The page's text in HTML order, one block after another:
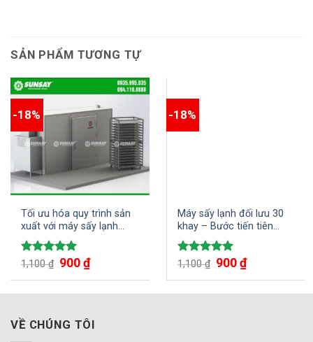
SẢN PHẨM TƯƠNG TỰ
-18%
Tối ưu hóa quy trình sản
xuất với máy sấy lạnh
công nghiệp
Được xếp
1,100₫ 900₫
-18%
Máy sấy lạnh đối lưu 30
khay – Bước tiến tiên
phong cho việc sản xuất
và kinh doanh thực phẩm
sấy
Được xếp
1,100₫ 900₫
VỀ CHÚNG TÔI